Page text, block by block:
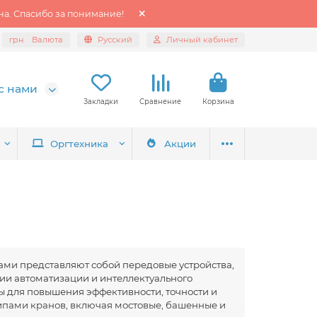
Спасибо за понимание!
грн Валюта Русский Личный кабинет
нами
Закладки Сравнение Корзина
Оргтехника Акции
представляют собой передовые устройства,
автоматизации и интеллектуального
повышения эффективности, точности и
кранов, включая мостовые, башенные и